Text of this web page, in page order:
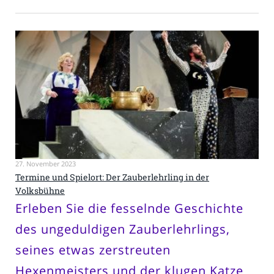
27. November 2023
Termine und Spielort: Der Zauberlehrling in der
Volksbühne
Erleben Sie die fesselnde Geschichte
des ungeduldigen Zauberlehrlings,
seines etwas zerstreuten